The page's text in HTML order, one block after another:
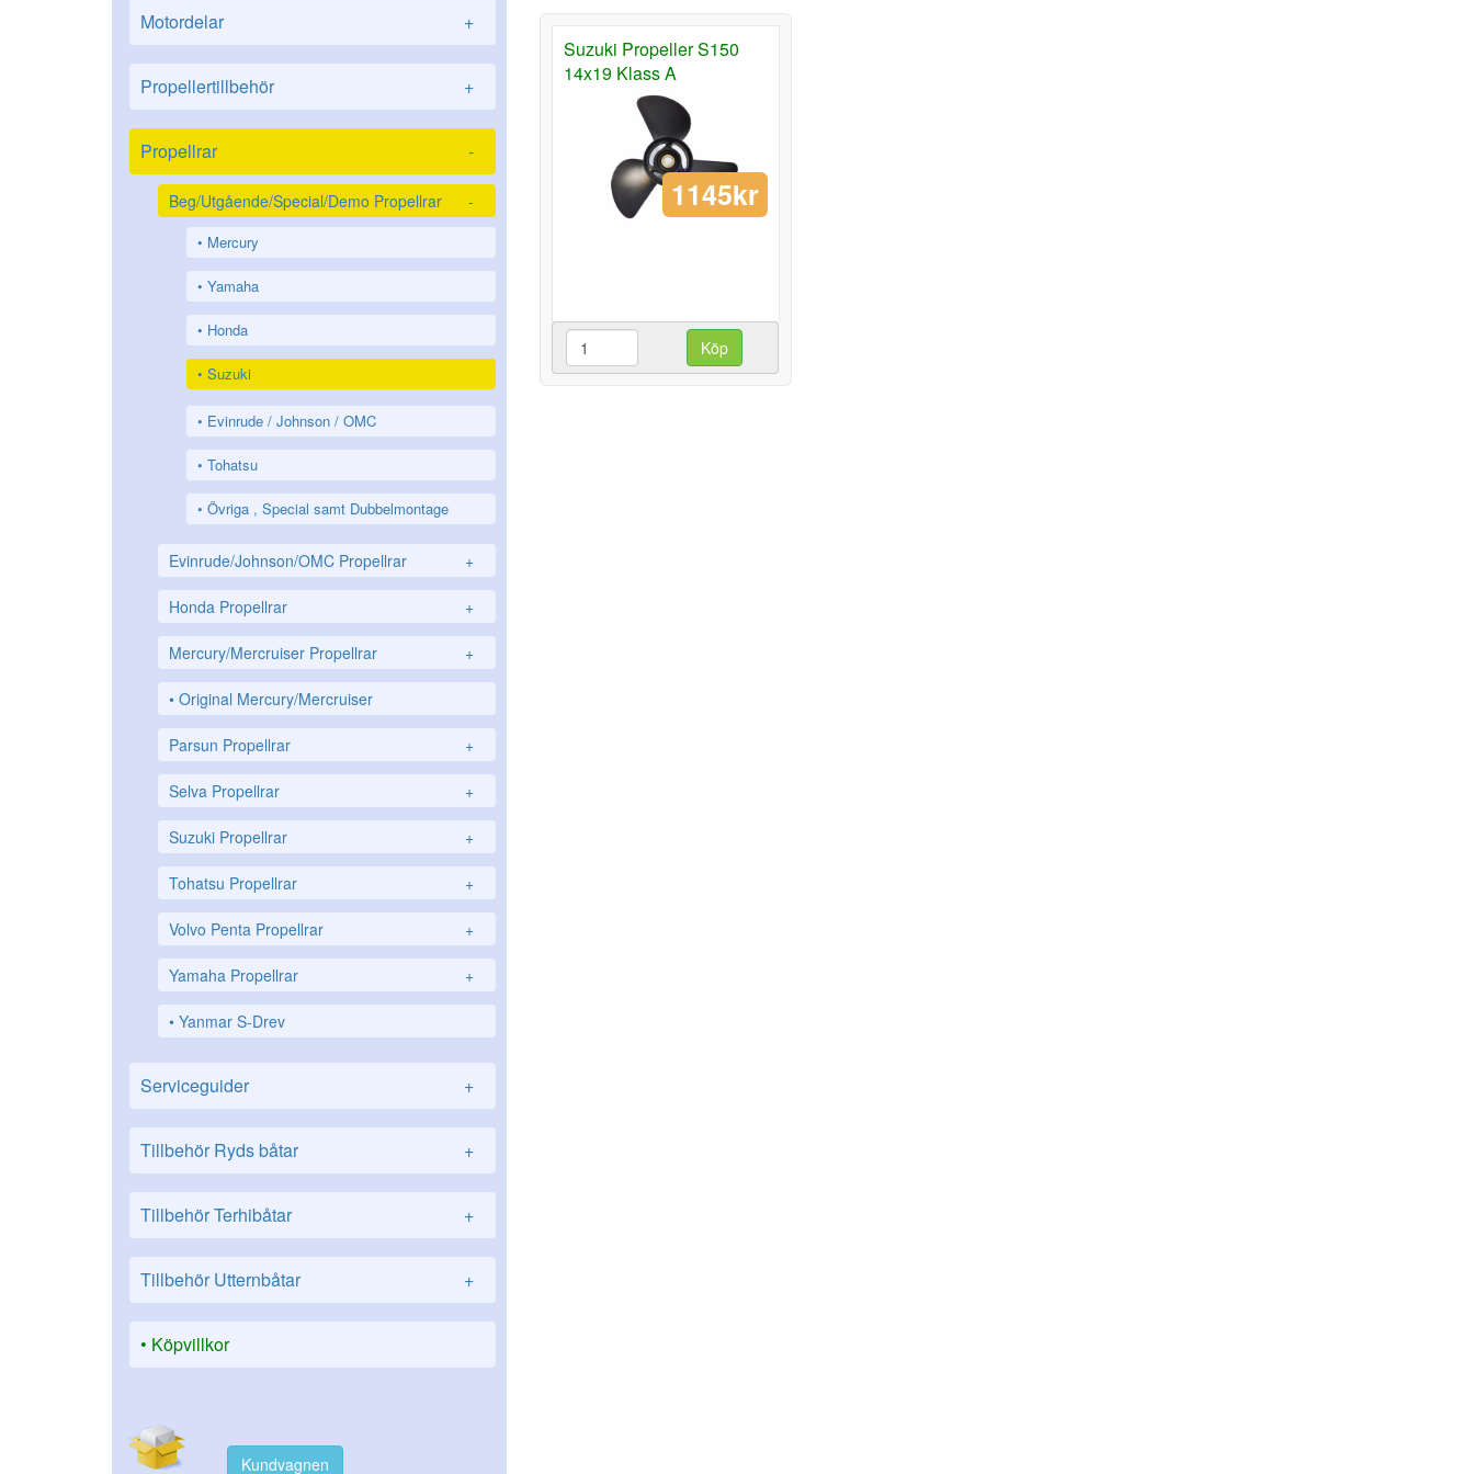
Motordelar +
Propellertillbehör +
Propellrar -
Beg/Utgående/Special/Demo Propellrar -
Mercury
Yamaha
Honda
Suzuki
Evinrude / Johnson / OMC
Tohatsu
Övriga , Special samt Dubbelmontage
Evinrude/Johnson/OMC Propellrar +
Honda Propellrar +
Mercury/Mercruiser Propellrar +
Original Mercury/Mercruiser
Parsun Propellrar +
Selva Propellrar +
Suzuki Propellrar +
Tohatsu Propellrar +
Volvo Penta Propellrar +
Yamaha Propellrar +
Yanmar S-Drev
Serviceguider +
Tillbehör Ryds båtar +
Tillbehör Terhibåtar +
Tillbehör Utternbåtar +
Köpvillkor
Kundvagnen
Suzuki Propeller S150
14x19 Klass A
1145kr
Köp